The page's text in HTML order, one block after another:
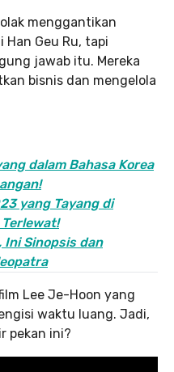
menggantikan
Geu Ru, tapi
jawab itu. Mereka
bisnis dan mengelola
dalam Bahasa Korea
yang Tayang di
Ini Sinopsis dan
Lee Je-Hoon yang
waktu luang. Jadi,
pekan ini?